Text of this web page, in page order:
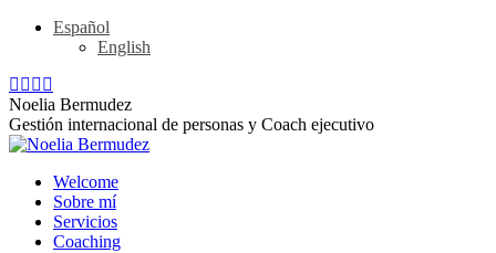
Skip
Español
English
Linkedin
page
opens
in
window
YouTube
page
opens
in
window
Rss
page
opens
in
window
page
opens
in
window
Noelia Bermudez
Gestión internacional de personas y Coach ejecutivo
Welcome
Sobre mí
Servicios
Coaching